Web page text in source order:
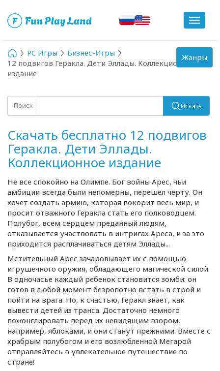
Toggle
PC Игры
Бизнес-Игры
12 подвигов Геракла. Дети Эллады. Коллекционное
издание
Поиск Искать
Скачать бесплатно 12 подвигов
Геракла. Дети Эллады.
Коллекционное издание
Не все спокойно на Олимпе. Бог войны Арес, чьи
амбиции всегда были непомерны, перешел черту. Он
хочет создать армию, которая покорит весь мир, и
просит отважного Геракла стать его полководцем.
Полубог, всем сердцем преданный людям,
отказывается участвовать в интригах Ареса, и за это
приходится расплачиваться детям Эллады...
Мстительный Арес зачаровывает их с помощью
игрушечного оружия, обладающего магической силой.
В одночасье каждый ребенок становится зомби: он
готов в любой момент безропотно встать в строй и
пойти на врага. Но, к счастью, Геракл знает, как
вывести детей из транса. Достаточно немного
пожонглировать перед их невидящим взором,
например, яблоками, и они станут прежними. Вместе с
храбрым полубогом и его возлюбленной Мегарой
отправляйтесь в увлекательное путешествие по
стране!
Toggle
navigation
Жанры